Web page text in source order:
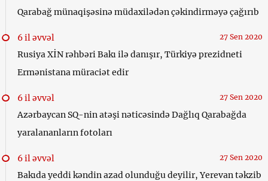
Qarabağ münaqişəsinə müdaxilədən çəkindirməyə çağırıb
6 il əvvəl 27 Sen 2020
Rusiya XİN rəhbəri Bakı ilə danışır, Türkiyə prezidneti
Ermənistana müraciət edir
6 il əvvəl 27 Sen 2020
Azərbaycan SQ-nin atəşi nəticəsində Dağlıq Qarabağda
yaralananların fotoları
6 il əvvəl 27 Sen 2020
Bakıda yeddi kəndin azad olunduğu deyilir, Yerevan təkzib